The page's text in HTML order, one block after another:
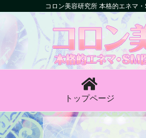
ツ
へ
ッ
プ
コロン美容研究所 本格的エネマ
コロン美
本格的エネマ・
トップページ